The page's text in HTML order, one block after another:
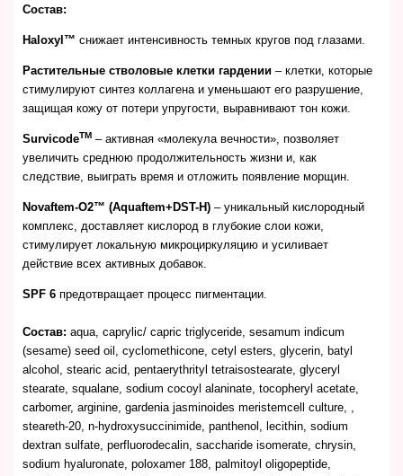
Состав:
Haloxyl™ снижает интенсивность темных кругов под глазами.
Растительные стволовые клетки гардении – клетки, которые
стимулируют синтез коллагена и уменьшают его разрушение,
защищая кожу от потери упругости, выравнивают тон кожи.
SurvicodeTM – активная «молекула вечности», позволяет
увеличить среднюю продолжительность жизни и, как
следствие, выиграть время и отложить появление морщин.
Novaftem-O2™ (Aquaftem+DST-H) – уникальный кислородный
комплекс, доставляет кислород в глубокие слои кожи,
стимулирует локальную микроциркуляцию и усиливает
действие всех активных добавок.
SPF 6 предотвращает процесс пигментации.
Состав: aqua, caprylic/ capric triglyceride, sesamum indicum
(sesame) seed oil, cyclomethicone, cetyl esters, glycerin, batyl
alcohol, stearic acid, pentaerythrityl tetraisostearate, glyceryl
stearate, squalane, sodium cocoyl alaninate, tocopheryl acetate,
carbomer, arginine, gardenia jasminoides meristemcell culture, ,
steareth-20, n-hydroxysuccinimide, panthenol, lecithin, sodium
dextran sulfate, perfluorodecalin, saccharide isomerate, chrysin,
sodium hyaluronate, poloxamer 188, palmitoyl oligopeptide,